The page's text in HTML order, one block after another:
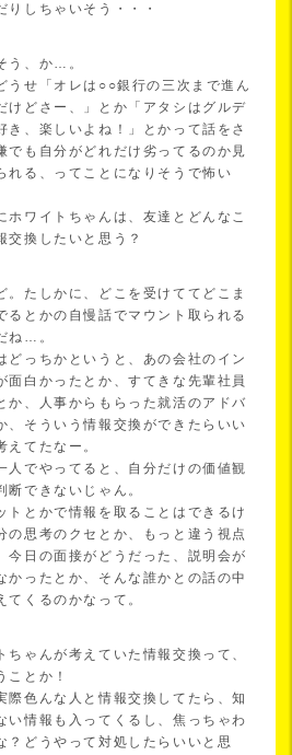
りしちゃいそう・・・
う、か…。
うせ「オレは○○銀行の三次まで進ん
けどさー、」とか「アタシはグルデ
き、楽しいよね！」とかって話をさ
でも自分がどれだけ劣ってるのか見
れる、ってことになりそうで怖い
ホワイトちゃんは、友達とどんなこ
交換したいと思う？
。たしかに、どこを受けててどこま
るとかの自慢話でマウント取られる
ね…。
どっちかというと、あの会社のイン
面白かったとか、すてきな先輩社員
か、人事からもらった就活のアドバ
、そういう情報交換ができたらいい
えてたなー。
人でやってると、自分だけの価値観
断できないじゃん。
トとかで情報を取ることはできるけ
の思考のクセとか、もっと違う視点
今日の面接がどうだった、説明会が
かったとか、そんな誰かとの話の中
てくるのかなって。
ちゃんが考えていた情報交換って、
ことか！
際色んな人と情報交換してたら、知
い情報も入ってくるし、焦っちゃわ
？どうやって対処したらいいと思